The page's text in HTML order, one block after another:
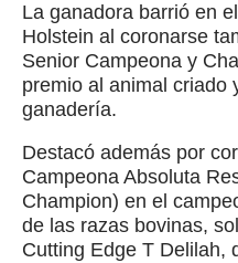
La ganadora barrió en
Holstein al coronarse
Senior Campeona y
premio al animal criado
ganadería.
Destacó además por
Campeona Absoluta
Champion) en el
de las razas bovinas,
Cutting Edge T Delilah,